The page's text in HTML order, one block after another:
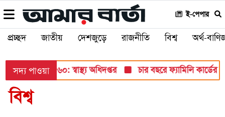
ই-পেপার
প্রচ্ছদ জাতীয় দেশজুড়ে রাজনীতি বিশ্ব অর্থ-
সদ্য পাওয়া
আক্রান্ত ৮৬০: স্বাস্থ্য অধিদপ্তর চার বছরে ফ্যামিলি
বিশ্ব